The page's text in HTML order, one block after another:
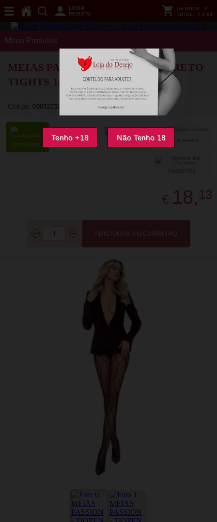
Tenho +18 Não Tenho 18
LOGIN
REGISTO
ARTIGOS:
0
TOTAL: € 0,00
Menu Produtos
MEIAS PASSION - TIOPEN 036 PRETO
TIGHTS 1/2
Código: 00032732
DISPONÍVEL
SUGERIR
FAVORITOS
€ 18, 13
ADICIONAR AO CARRINHO